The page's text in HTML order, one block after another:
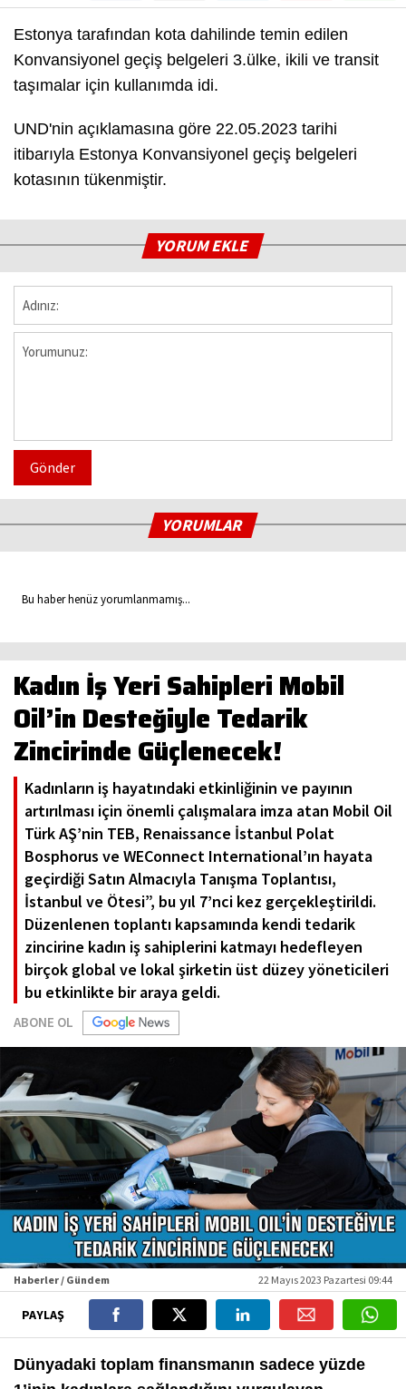
Estonya tarafından kota dahilinde temin edilen
Konvansiyonel geçiş belgeleri 3.ülke, ikili ve transit
taşımalar için kullanımda idi.
UND'nin açıklamasına göre 22.05.2023 tarihi
itibarıyla Estonya Konvansiyonel geçiş belgeleri
kotasının tükenmiştir.
YORUM EKLE
Gönder
YORUMLAR
Bu haber henüz yorumlanmamış...
Kadın İş Yeri Sahipleri Mobil
Oil’in Desteğiyle Tedarik
Zincirinde Güçlenecek!
Kadınların iş hayatındaki etkinliğinin ve payının
artırılması için önemli çalışmalara imza atan Mobil Oil
Türk AŞ’nin TEB, Renaissance İstanbul Polat
Bosphorus ve WEConnect International’ın hayata
geçirdiği Satın Almacıyla Tanışma Toplantısı,
İstanbul ve Ötesi”, bu yıl 7’nci kez gerçekleştirildi.
Düzenlenen toplantı kapsamında kendi tedarik
zincirine kadın iş sahiplerini katmayı hedefleyen
birçok global ve lokal şirketin üst düzey yöneticileri
bu etkinlikte bir araya geldi.
ABONE OL
Haberler / Gündem 22 Mayıs 2023 Pazartesi 09:44
PAYLAŞ
Dünyadaki toplam finansmanın sadece yüzde